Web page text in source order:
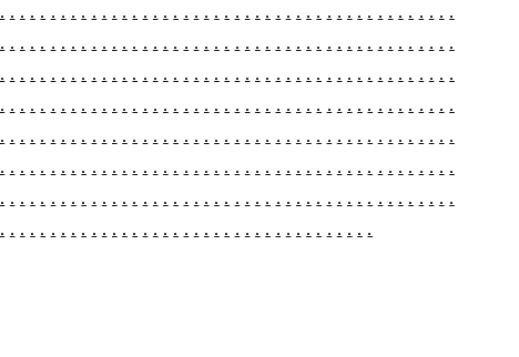
. . . . . . . . . . . . . . . . . . . . . . . . . . . . . . . . . . . . . . . . . . . . .
. . . . . . . . . . . . . . . . . . . . . . . . . . . . . . . . . . . . . . . . . . . . .
. . . . . . . . . . . . . . . . . . . . . . . . . . . . . . . . . . . . . . . . . . . . .
. . . . . . . . . . . . . . . . . . . . . . . . . . . . . . . . . . . . . . . . . . . . .
. . . . . . . . . . . . . . . . . . . . . . . . . . . . . . . . . . . . . . . . . . . . .
. . . . . . . . . . . . . . . . . . . . . . . . . . . . . . . . . . . . . . . . . . . . .
. . . . . . . . . . . . . . . . . . . . . . . . . . . . . . . . . . . . . . . . . . . . .
. . . . . . . . . . . . . . . . . . . . . . . . . . . . . . . . . . . . .